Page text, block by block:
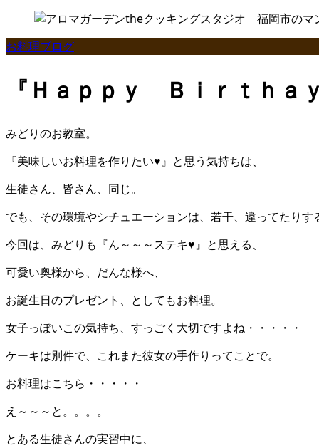
お料理ブログ
『Ｈａｐｐｙ Ｂｉｒｔｈａ
みどりのお教室。
『美味しいお料理を作りたい♥』と思う気持ちは、
生徒さん、皆さん、同じ。
でも、その環境やシチュエーションは、若干、違ってたりす
今回は、みどりも『ん～～～ステキ♥』と思える、
可愛い奥様から、だんな様へ、
お誕生日のプレゼント、としてもお料理。
女子っぽいこの気持ち、すっごく大切ですよね・・・・・
ケーキは別件で、これまた彼女の手作りってことで。
お料理はこちら・・・・・
え～～～と。。。。
とある生徒さんの実習中に、